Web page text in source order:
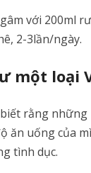
với 200ml
2-3lần/ngày.
một loại
rằng
ăn uống của
tình dục.